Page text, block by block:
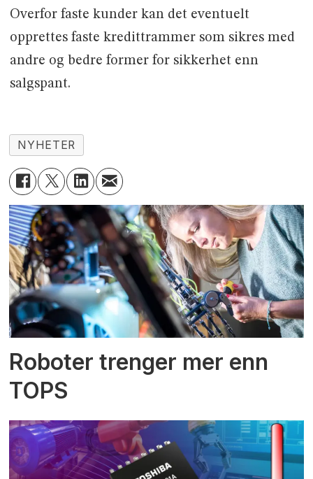
Overfor faste kunder kan det eventuelt
opprettes faste kredittrammer som sikres med
andre og bedre former for sikkerhet enn
salgspant.
NYHETER
Roboter trenger mer enn
TOPS